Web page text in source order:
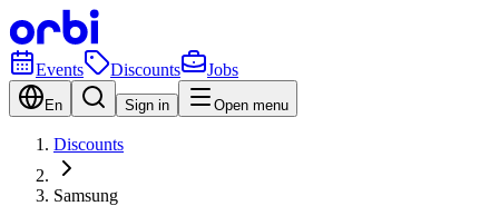
Events Discounts Jobs
En Sign in Open menu
Discounts
Samsung